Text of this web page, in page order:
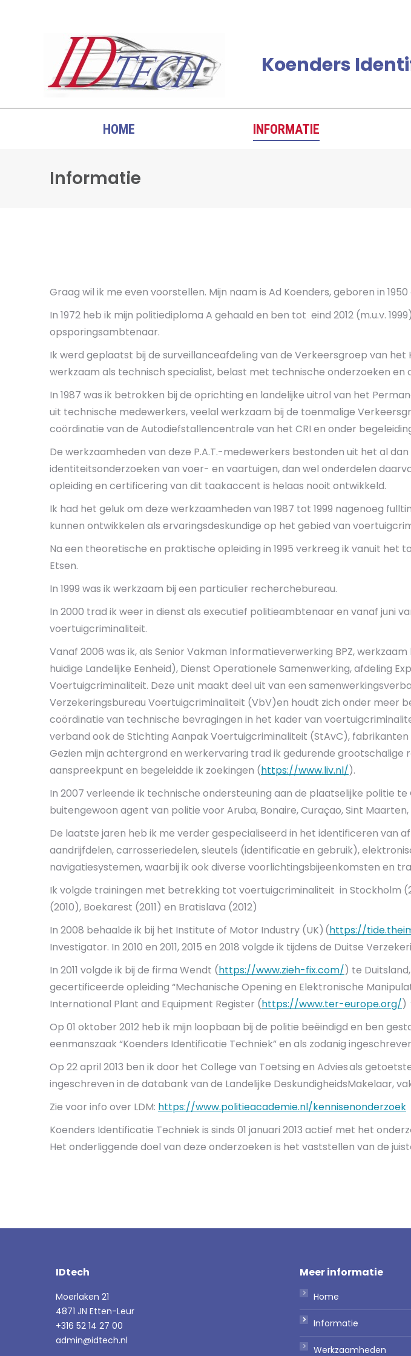
Koenders
HOME INFORMATIE
Informatie
Graag wil ik me even voorstellen. Mijn naam is Ad Koenders, geboren in
In 1972 heb ik mijn politiediploma A gehaald en ben tot eind 2012 (m.u.v.
opsporingsambtenaar.
Ik werd geplaatst bij de surveillanceafdeling van de Verkeersgroep van het
werkzaam als technisch specialist, belast met technische onderzoeken en
In 1987 was ik betrokken bij de oprichting en landelijke uitrol van het
uit technische medewerkers, veelal werkzaam bij de toenmalige
coördinatie van de Autodiefstallencentrale van het CRI en onder
De werkzaamheden van deze P.A.T.-medewerkers bestonden uit het al
identiteitsonderzoeken van voer- en vaartuigen, dan wel onderdelen
opleiding en certificering van dit taakaccent is helaas nooit ontwikkeld.
Ik had het geluk om deze werkzaamheden van 1987 tot 1999 nagenoeg
kunnen ontwikkelen als ervaringsdeskundige op het gebied van
Na een theoretische en praktische opleiding in 1995 verkreeg ik vanuit het
Etsen.
In 1999 was ik werkzaam bij een particulier recherchebureau.
In 2000 trad ik weer in dienst als executief politieambtenaar en vanaf juni
voertuigcriminaliteit.
Vanaf 2006 was ik, als Senior Vakman Informatieverwerking BPZ,
huidige Landelijke Eenheid), Dienst Operationele Samenwerking, afdeling
Voertuigcriminaliteit. Deze unit maakt deel uit van een
Verzekeringsbureau Voertuigcriminaliteit (VbV)en houdt zich onder meer
coördinatie van technische bevragingen in het kader van
verband ook de Stichting Aanpak Voertuigcriminaliteit (StAvC),
Gezien mijn achtergrond en werkervaring trad ik gedurende
aanspreekpunt en begeleidde ik zoekingen (https://www.liv.nl/).
In 2007 verleende ik technische ondersteuning aan de plaatselijke politie
buitengewoon agent van politie voor Aruba, Bonaire, Curaçao, Sint Maarten,
De laatste jaren heb ik me verder gespecialiseerd in het identificeren van
aandrijfdelen, carrosseriedelen, sleutels (identificatie en gebruik),
navigatiesystemen, waarbij ik ook diverse voorlichtingsbijeenkomsten en
Ik volgde trainingen met betrekking tot voertuigcriminaliteit in Stockholm
(2010), Boekarest (2011) en Bratislava (2012)
In 2008 behaalde ik bij het Institute of Motor Industry (UK) (https://
Investigator. In 2010 en 2011, 2015 en 2018 volgde ik tijdens de Duitse
In 2011 volgde ik bij de firma Wendt (https://www.zieh-fix.com/) te
gecertificeerde opleiding “Mechanische Opening en Elektronische
International Plant and Equipment Register (https://www.ter-europe.org/)
Op 01 oktober 2012 heb ik mijn loopbaan bij de politie beëindigd en ben
eenmanszaak “Koenders Identificatie Techniek” en als zodanig
Op 22 april 2013 ben ik door het College van Toetsing en Advies als
ingeschreven in de databank van de Landelijke DeskundigheidsMakelaar,
Zie voor info over LDM: https://www.politieacademie.nl/kennisenonderzoek
Koenders Identificatie Techniek is sinds 01 januari 2013 actief met het
Het onderliggende doel van deze onderzoeken is het vaststellen van de
IDtech
Moerlaken 21
4871 JN Etten-Leur
+316 52 14 27 00
admin@idtech.nl
Meer informatie
Home
Informatie
Werkzaamheden